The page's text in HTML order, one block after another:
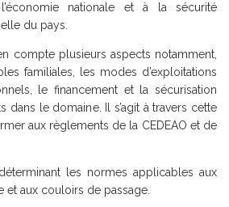
nationale et à la sécurité
du pays.
compte plusieurs aspects notamment,
familiales, les modes d’exploitations
le financement et la sécurisation
dans le domaine. Il s’agit à travers cette
aux règlements de la CEDEAO et de
les normes applicables aux
et aux couloirs de passage.